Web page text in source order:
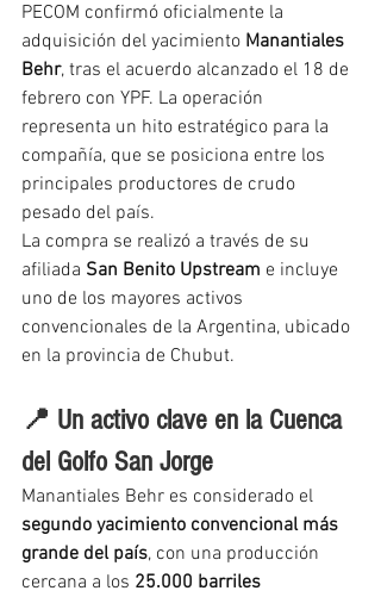
PECOM confirmó oficialmente la
adquisición del yacimiento Manantiales
Behr, tras el acuerdo alcanzado el 18 de
febrero con YPF. La operación
representa un hito estratégico para la
compañía, que se posiciona entre los
principales productores de crudo
pesado del país.
La compra se realizó a través de su
afiliada San Benito Upstream e incluye
uno de los mayores activos
convencionales de la Argentina, ubicado
en la provincia de Chubut.
📍 Un activo clave en la Cuenca
del Golfo San Jorge
Manantiales Behr es considerado el
segundo yacimiento convencional más
grande del país, con una producción
cercana a los 25.000 barriles